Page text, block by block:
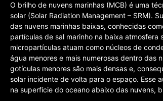
O brilho de nuvens marinhas (MCB) é uma
solar (Solar Radiation Management – SRM).
das nuvens marinhas baixas, conhecidas
partículas de sal marinho na baixa
micropartículas atuam como núcleos de
água menores e mais numerosas dentro das
gotículas menores são mais densas e,
solar incidente de volta para o espaço. Esse
na superfície do oceano abaixo das nuvens,